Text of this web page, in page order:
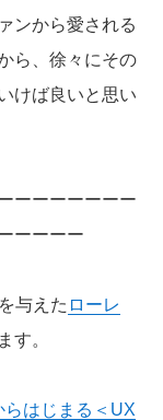
ンから愛される
ら、徐々にその
けば良いと思い
ーーーーーーー
ーーーー
与えた ローレ
す。
らはじまる＜UX